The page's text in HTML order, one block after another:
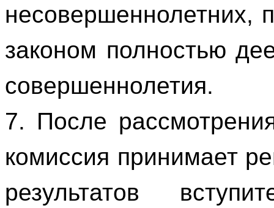
несовершеннолетних,
законом полностью
совершеннолетия.
7. После
комиссия принимает
результатов